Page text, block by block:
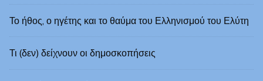
Το ήθος, ο ηγέτης και το θαύμα του Ελληνισμού του Ελύτη
Τι (δεν) δείχνουν οι δημοσκοπήσεις